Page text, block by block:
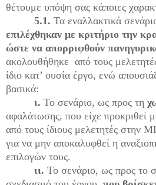
θέτουμε υπόψη σας κάποιες
5.1. Τα εναλλακτικά
επιλέχθηκαν με κριτήριο την
ώστε να απορριφθούν
ακολουθήθηκε από τους
ίδιο κατ’ ουσία έργο, ενώ
βασικά:
ι. Το σενάριο, ως προς τη
αφαλάτωσης, που είχε προκριθεί
από τους ίδιους μελετητές στην
για να μην αποκαλυφθεί η
επιλογών τους.
ιι. Το σενάριο, ως προς το